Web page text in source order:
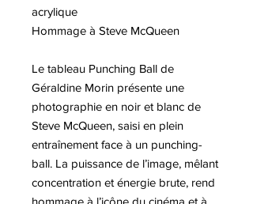
acrylique
Hommage à Steve McQueen
Le tableau Punching Ball de
Géraldine Morin présente une
photographie en noir et blanc de
Steve McQueen, saisi en plein
entraînement face à un punching-
ball. La puissance de l’image, mêlant
concentration et énergie brute, rend
hommage à l’icône du cinéma et à